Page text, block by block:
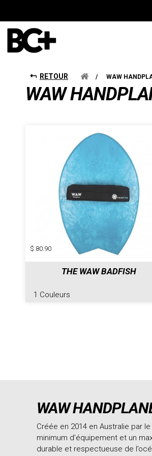
RETOUR / WAW
WAW
WAW
Créée en 2014 en Australie par
minimum d’équipement et un
durable et respectueuse de
THE WAW BADFISH
1 Couleurs
$ 80.90